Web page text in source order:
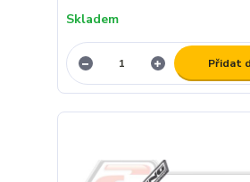
Skladem
Přidat